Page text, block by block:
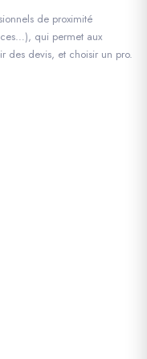
de proximité
qui permet aux
des devis, et choisir un pro.